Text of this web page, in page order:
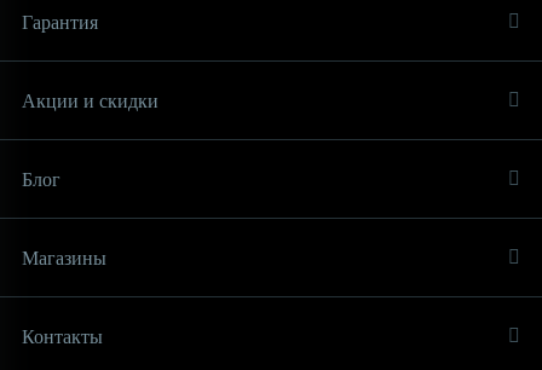
Гарантия
Акции и скидки
Блог
Магазины
Контакты